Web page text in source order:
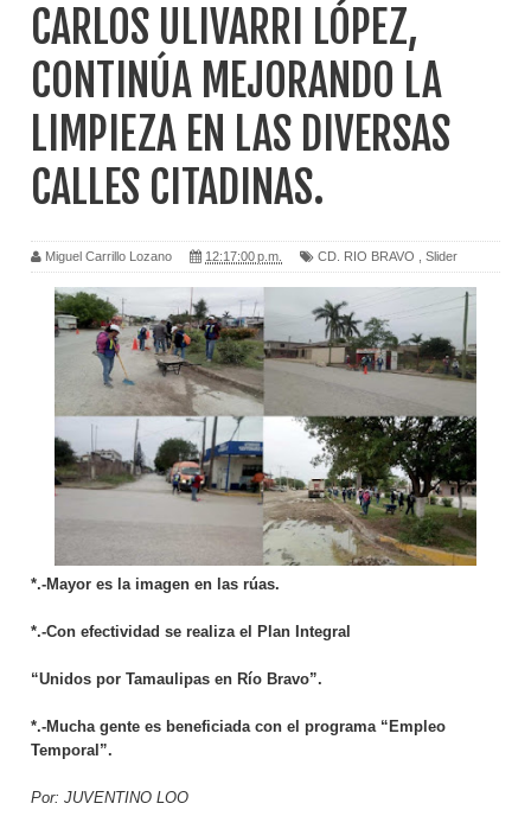
CARLOS ULIVARRI LÓPEZ,
CONTINÚA MEJORANDO LA
LIMPIEZA EN LAS DIVERSAS
CALLES CITADINAS.
Miguel Carrillo Lozano 12:17:00 p.m. CD. RIO BRAVO Slider
*.-Mayor es la imagen en las rúas.
*.-Con efectividad se realiza el Plan Integral
“Unidos por Tamaulipas en Río Bravo”.
*.-Mucha gente es beneficiada con el programa “Empleo
Temporal”.
Por: JUVENTINO LOO